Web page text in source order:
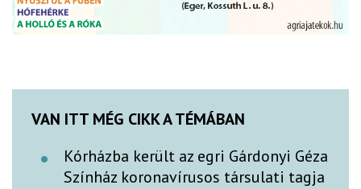
VAN ITT MÉG CIKK A TÉMÁBAN
Kórházba került az egri Gárdonyi Géza
Színház koronavírusos társulati tagja